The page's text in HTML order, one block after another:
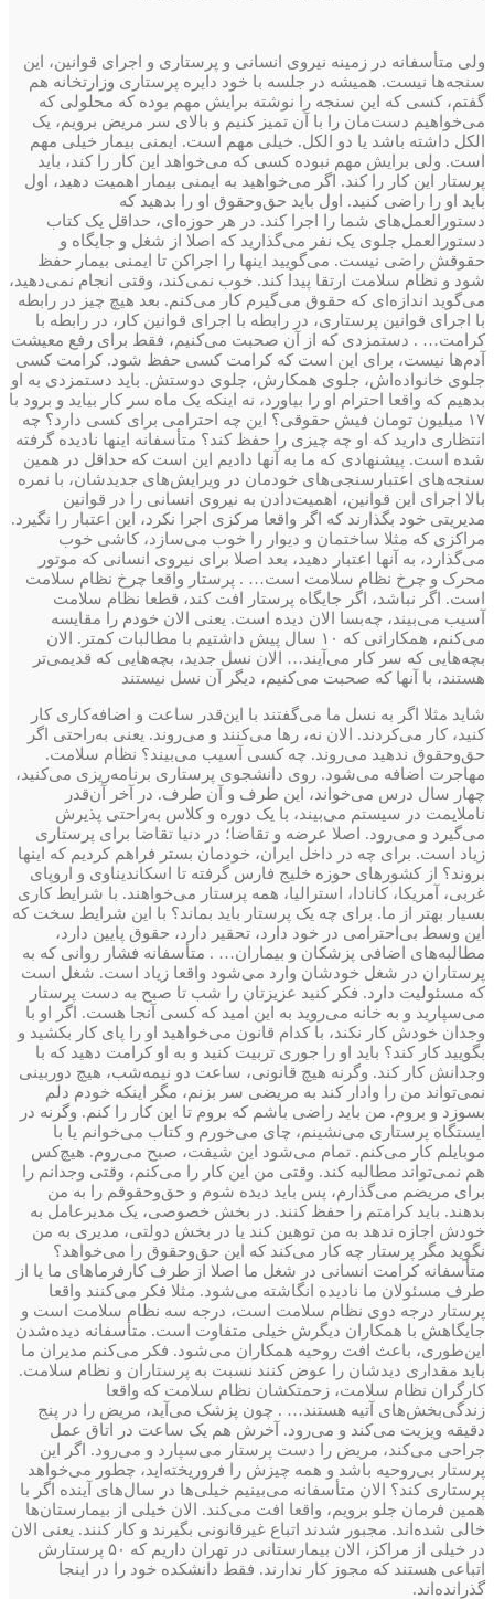
ولی متأسفانه در زمینه نیروی انسانی و پرستاری و اجرای قوانین، این
سنجه‌ها نیست. همیشه در جلسه با خود دایره پرستاری وزارتخانه هم
گفتم، کسی که این سنجه را نوشته‌ برایش مهم بوده که محلولی که
می‌خواهیم دست‌مان را با آن تمیز کنیم و بالای سر مریض برویم، یک
الکل داشته باشد یا دو الکل. خیلی مهم است. ایمنی بیمار خیلی مهم
است. ولی برایش مهم نبوده کسی که می‌خواهد این کار را کند، باید
پرستار این کار را کند. اگر می‌خواهید به ایمنی بیمار اهمیت دهید، اول
باید او را راضی کنید. اول باید حق‌و‌حقوق او را بدهید که
دستورالعمل‌های شما را اجرا کند. در هر حوزه‌ای، حداقل یک کتاب
دستورالعمل جلوی یک نفر می‌گذارید که اصلا از شغل و جایگاه و
حقوقش راضی نیست. می‌گویید اینها را اجرا‌کن تا ایمنی بیمار حفظ
شود و نظام سلامت ارتقا پیدا کند. خوب نمی‌کند، وقتی انجام نمی‌دهید،
می‌گوید اندازه‌ای که حقوق می‌گیرم کار می‌کنم. بعد هیچ ‌چیز در رابطه
با اجرای قوانین پرستاری، در رابطه با اجرای قوانین کار، در رابطه با
کرامت… . دستمزدی که از آن صحبت می‌کنیم، فقط برای رفع معیشت
آدم‌ها نیست، برای این است که کرامت کسی حفظ شود. کرامت کسی
جلوی خانواده‌اش، جلوی همکارش، جلوی دوستش. باید دستمزدی به او
بدهیم که واقعا احترام او را بیاورد، نه اینکه یک ماه سر کار بیاید و برود با
۱۷ میلیون تومان فیش حقوقی؟ این چه احترامی برای کسی دارد؟ چه
انتظاری دارید که او چه چیزی را حفظ کند؟ متأسفانه اینها نادیده گرفته
شده است. پیشنهادی که ما به آنها دادیم این است که حداقل در همین
سنجه‌های اعتبارسنجی‌های خودمان در ویرایش‌های جدیدشان، با نمره
بالا اجرای این قوانین، اهمیت‌دادن به نیروی انسانی را در قوانین
مدیریتی خود بگذارند که اگر واقعا مرکزی اجرا نکرد، این اعتبار را نگیرد.
مراکزی که مثلا ساختمان و دیوار را خوب می‌سازد، کاشی خوب
می‌گذارد، به آنها اعتبار دهید، بعد اصلا برای نیروی انسانی که موتور
محرک و چرخ نظام سلامت است… . پرستار واقعا چرخ نظام سلامت
است. اگر نباشد‌، اگر جایگاه پرستار افت کند، قطعا نظام سلامت
آسیب می‌بیند، چه‌بسا الان دیده است. یعنی الان خودم را مقایسه
می‌کنم، همکارانی که ۱۰ سال پیش داشتیم‌ با مطالبات کمتر. الان
بچه‌هایی که سر کار می‌آیند… الان نسل جدید، بچه‌هایی که قدیمی‌تر
هستند، با آنها که صحبت می‌کنیم، دیگر آن نسل نیستند
شاید مثلا اگر به نسل ما می‌گفتند با این‌قدر ساعت و اضافه‌کاری کار
کنید، کار می‌کردند. الان نه، رها می‌کنند و می‌روند. یعنی به‌راحتی اگر
حق‌و‌حقوق ندهید‌ می‌روند. چه ‌کسی آسیب می‌بیند؟ نظام سلامت.
مهاجرت اضافه می‌شود. روی دانشجوی پرستاری برنامه‌ریزی می‌کنید،
چهار سال درس می‌خواند، این طرف و آن طرف. در آخر آن‌قدر
ناملایمت در سیستم می‌بیند، با یک دوره و کلاس‌ به‌راحتی پذیرش
می‌گیرد و می‌رود. اصلا عرضه و تقاضا؛ در دنیا تقاضا برای پرستاری
زیاد است. برای چه در داخل ایران، خودمان بستر فراهم کردیم که اینها
بروند؟ از کشورهای حوزه خلیج فارس گرفته تا اسکاندیناوی و اروپای
غربی، آمریکا، کانادا، استرالیا، همه پرستار می‌خواهند. با شرایط کاری
بسیار بهتر از ما. برای چه یک پرستار باید بماند؟ با این شرایط سخت که
این وسط‌ بی‌احترامی در خود دارد، تحقیر دارد، حقوق پایین دارد،
مطالبه‌های اضافی پزشکان و بیماران… . متأسفانه فشار روانی که به
پرستاران در شغل خودشان وارد می‌شود واقعا زیاد است. شغل است
که مسئولیت دارد. فکر کنید عزیزتان را شب تا صبح به دست پرستار
می‌سپارید و به خانه می‌روید به این امید که کسی آنجا هست. اگر او با
وجدان خودش کار نکند، با کدام قانون می‌خواهید او را پای کار بکشید و
بگویید کار کند؟ باید او را جوری تربیت کنید و به او کرامت دهید که با
وجدانش کار کند. وگرنه هیچ قانونی، ساعت دو نیمه‌شب، هیچ دوربینی
نمی‌تواند من را وادار کند به مریضی سر بزنم، مگر اینکه خودم دلم
بسوزد و بروم. من باید راضی باشم که بروم تا این کار را کنم. وگرنه در
ایستگاه پرستاری می‌نشینم، چای می‌خورم و کتاب می‌خوانم یا با
موبایلم کار می‌کنم. تمام می‌شود این شیفت، صبح می‌روم. هیچ‌کس
هم نمی‌تواند مطالبه کند. وقتی من این کار را می‌کنم، وقتی وجدانم را
برای مریضم می‌گذارم، پس باید دیده شوم و حق‌و‌حقوقم را به من
بدهند. باید کرامتم را حفظ کنند. در بخش خصوصی، یک مدیرعامل به
خودش اجازه ندهد به من توهین کند یا در بخش دولتی، مدیری به من
نگوید مگر پرستار چه‌ کار می‌کند که این حق‌و‌حقوق را می‌خواهد؟
متأسفانه کرامت انسانی در شغل ما اصلا از طرف کارفرماهای ما یا از
طرف مسئولان ما نادیده انگاشته می‌شود. مثلا فکر می‌کنند واقعا
پرستار‌ درجه دوی نظام سلامت است، درجه سه نظام سلامت است و
جایگاهش با همکاران دیگرش خیلی متفاوت است. متأسفانه دیده‌شدن
این‌طوری، باعث افت روحیه همکاران می‌شود. فکر می‌کنم مدیران ما
باید مقداری دیدشان را عوض کنند نسبت به پرستاران و نظام سلامت.
کارگران نظام سلامت، زحمتکشان نظام سلامت که واقعا
زندگی‌بخش‌های آتیه هستند… . چون پزشک می‌آید، مریض را در پنج
دقیقه ویزیت می‌کند و می‌رود. آخرش هم یک ساعت در اتاق عمل
جراحی می‌کند، مریض را دست پرستار می‌سپارد و می‌رود. اگر این
پرستار بی‌روحیه باشد و همه ‌چیزش را فرو‌ریخته‌اید، چطور می‌خواهد
پرستاری کند؟ الان متأسفانه می‌بینیم خیلی‌ها در سال‌های آینده اگر با
همین فرمان جلو برویم، واقعا افت می‌کند. الان خیلی از بیمارستان‌ها
خالی شده‌اند. مجبور شدند اتباع غیرقانونی بگیرند و کار کنند. یعنی الان
در خیلی از مراکز، الان بیمارستانی در تهران داریم که ۵۰ پرستارش
اتباعی هستند که مجوز کار ندارند. فقط دانشکده خود را در اینجا
گذرانده‌اند.